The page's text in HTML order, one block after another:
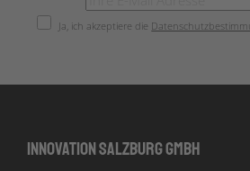
Ja, ich akzeptiere die
Innovation Salzburg GmbH